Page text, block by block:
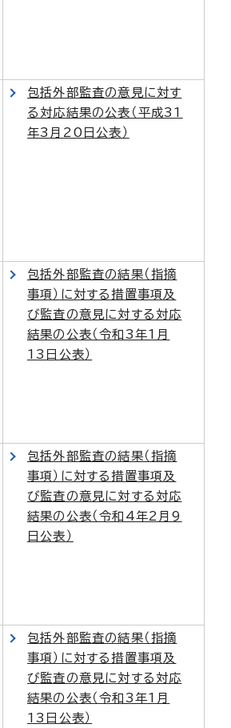
包括外部監査の意見に対す
る対応結果の公表（平成31
年3月20日公表）
包括外部監査の結果（指摘
事項）に対する措置事項及
び監査の意見に対する対応
結果の公表（令和3年1月
13日公表）
包括外部監査の結果（指摘
事項）に対する措置事項及
び監査の意見に対する対応
結果の公表（令和4年2月9
日公表）
包括外部監査の結果（指摘
事項）に対する措置事項及
び監査の意見に対する対応
結果の公表（令和3年1月
13日公表）